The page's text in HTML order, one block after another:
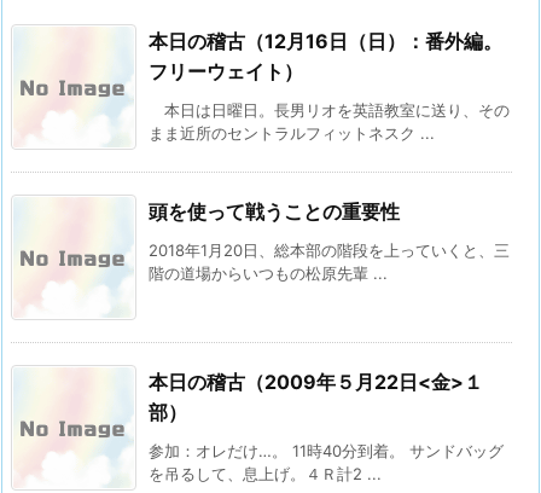
本日の稽古（12月16日（日）：番外編。
フリーウェイト）
本日は日曜日。長男リオを英語教室に送り、その
まま近所のセントラルフィットネスク ...
頭を使って戦うことの重要性
2018年1月20日、総本部の階段を上っていくと、三
階の道場からいつもの松原先輩 ...
本日の稽古（2009年５月22日<金>１
部）
参加：オレだけ…。 11時40分到着。 サンドバッグ
を吊るして、息上げ。４Ｒ計2 ...